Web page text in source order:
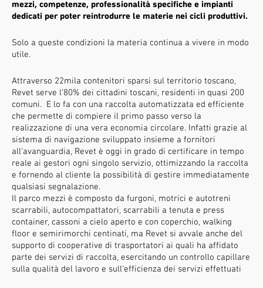
mezzi, competenze, professionalità specifiche e impianti
dedicati per poter reintrodurre le materie nei cicli produttivi.
Solo a queste condizioni la materia continua a vivere in modo
utile.
Attraverso 22mila contenitori sparsi sul territorio toscano,
Revet serve l’80% dei cittadini toscani, residenti in quasi 200
comuni. E lo fa con una raccolta automatizzata ed efficiente
che permette di compiere il primo passo verso la
realizzazione di una vera economia circolare. Infatti grazie al
sistema di navigazione sviluppato insieme a fornitori
all’avanguardia, Revet è oggi in grado di certificare in tempo
reale ai gestori ogni singolo servizio, ottimizzando la raccolta
e fornendo al cliente la possibilità di gestire immediatamente
qualsiasi segnalazione.
Il parco mezzi è composto da furgoni, motrici e autotreni
scarrabili, autocompattatori, scarrabili a tenuta e press
container, cassoni a cielo aperto e con coperchio, walking
floor e semirimorchi centinati, ma Revet si avvale anche del
supporto di cooperative di trasportatori ai quali ha affidato
parte dei servizi di raccolta, esercitando un controllo capillare
sulla qualità del lavoro e sull’efficienza dei servizi effettuati